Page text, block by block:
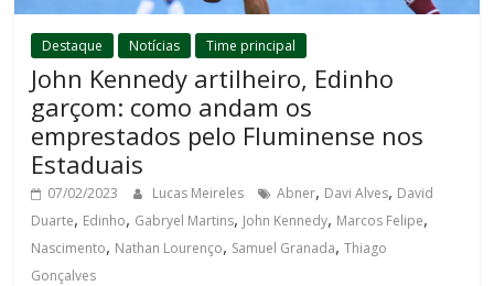
Destaque Notícias Time principal
John Kennedy artilheiro, Edinho
garçom: como andam os
emprestados pelo Fluminense nos
Estaduais
07/02/2023 Lucas Meireles Abner, Davi Alves, David
Duarte, Edinho, Gabryel Martins, John Kennedy, Marcos Felipe,
Nascimento, Nathan Lourenço, Samuel Granada,Thiago
Gonçalves